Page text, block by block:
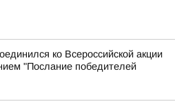
ко Всероссийской акции
"Послание победителей